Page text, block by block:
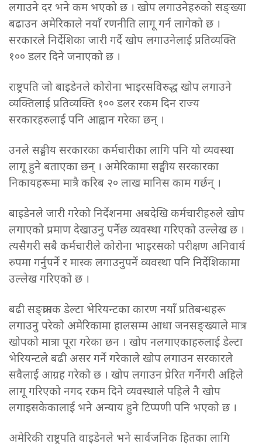
लगाउने दर भने कम भएको छ । खोप लगाउनेहरुको सङ्ख्या
बढाउन अमेरिकाले नयाँ रणनीति लागू गर्न लागेको छ ।
सरकारले निर्देशिका जारी गर्दै खोप लगाउनेलाई प्रतिव्यक्ति
१०० डलर दिने जनाएको छ ।
राष्ट्रपति जो बाइडेनले कोरोना भाइरसविरुद्ध खोप लगाउने
व्यक्तिलाई प्रतिव्यक्ति १०० डलर रकम दिन राज्य
सरकारहरुलाई पनि आह्वान गरेका छन् ।
उनले सङ्घीय सरकारका कर्मचारीका लागि पनि यो व्यवस्था
लागू हुने बताएका छन् । अमेरिकामा सङ्घीय सरकारका
निकायहरूमा मात्रै करिब २० लाख मानिस काम गर्छन् ।
बाइडेनले जारी गरेको निर्देशनमा अबदेखि कर्मचारीहरुले खोप
लगाएको प्रमाण देखाउनु पर्नेछ व्यवस्था गरिएको उल्लेख छ ।
त्यसैगरी सबै कर्मचारीले कोरोना भाइरसको परीक्षण अनिवार्य
रुपमा गर्नुपर्ने र मास्क लगाउनुपर्ने व्यवस्था पनि निर्देशिकामा
उल्लेख गरिएको छ ।
बढी सङ्क्रामक डेल्टा भेरियन्टका कारण नयाँ प्रतिबन्धहरू
लगाउनु परेको अमेरिकामा हालसम्म आधा जनसङ्ख्याले मात्र
खोपको मात्रा पूरा गरेका छन । खोप नलगाएकाहरुलाई डेल्टा
भेरियन्टले बढी असर गर्ने गरेकाले खोप लगाउन सरकारले
सवैलाई आग्रह गरेको छ । खोप लगाउन प्रेरित गर्नेगरी अहिले
लागू गरिएको नगद रकम दिने व्यवस्थाले पहिले नै खोप
लगाइसकेकालाई भने अन्याय हुने टिप्पणी पनि भएको छ ।
अमेरिकी राष्ट्रपति वाइडेनले भने सार्वजनिक हितका लागि